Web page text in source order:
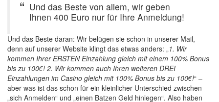
Und das Beste von allem, wir geben
Ihnen 400 Euro nur für Ihre Anmeldung!
Und das Beste daran: Wir belügen sie schon in unserer Mail,
denn auf unserer Website klingt das etwas anders: „1. Wir
kommen Ihrer ERSTEN Einzahlung gleich mit einem 100% Bonus
bis zu 100€! 2. Wir kommen auch Ihren weiteren DREI
Einzahlungen im Casino gleich mit 100% Bonus bis zu 100€!“ –
aber was ist das schon für ein kleinlicher Unterschied zwischen
„sich Anmelden“ und „einen Batzen Geld hinlegen“. Also haben